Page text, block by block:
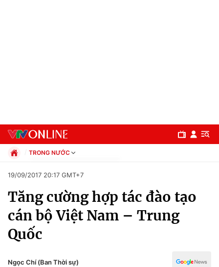
Chuyên mục
Chính trị
TRONG NƯỚC
Xã hội
Pháp luật
Kinh tế
Thể thao
Truyền hình
19/09/2017 20:17 GMT+7
Tăng cường hợp tác đào tạo
cán bộ Việt Nam – Trung
Quốc
Ngọc Chí (Ban Thời sự)